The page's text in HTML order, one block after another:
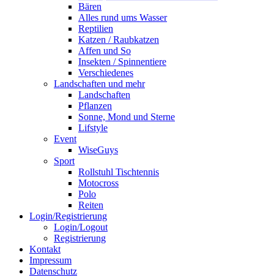
Bären
Alles rund ums Wasser
Reptilien
Katzen / Raubkatzen
Affen und So
Insekten / Spinnentiere
Verschiedenes
Landschaften und mehr
Landschaften
Pflanzen
Sonne, Mond und Sterne
Lifstyle
Event
WiseGuys
Sport
Rollstuhl Tischtennis
Motocross
Polo
Reiten
Login/Registrierung
Login/Logout
Registrierung
Kontakt
Impressum
Datenschutz